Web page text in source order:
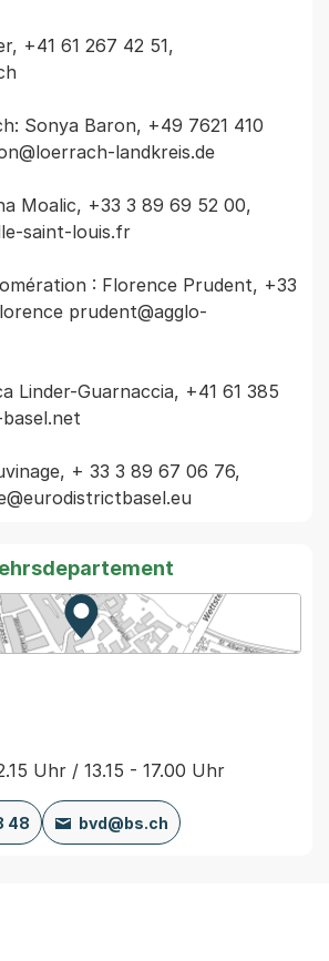
+41 61 267 42 51,
Sonya Baron, +49 7621 410
landkreis.de
Moalic, +33 3 89 69 52 00,
saint-louis.fr
: Florence Prudent, +33
prudent@agglo-
Linder-Guarnaccia, +41 61 385
+ 33 3 89 67 06 76,
Zur Karte von MapBS.
Externer Link, wird in einem
Uhr / 13.15 - 17.00 Uhr
48 bvd@bs.ch